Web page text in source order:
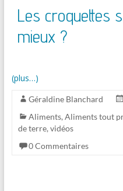
Les croquettes
mieux ?
(plus…)
Géraldine Blanchard
Aliments, Aliments tout
de terre, vidéos
0 Commentaires